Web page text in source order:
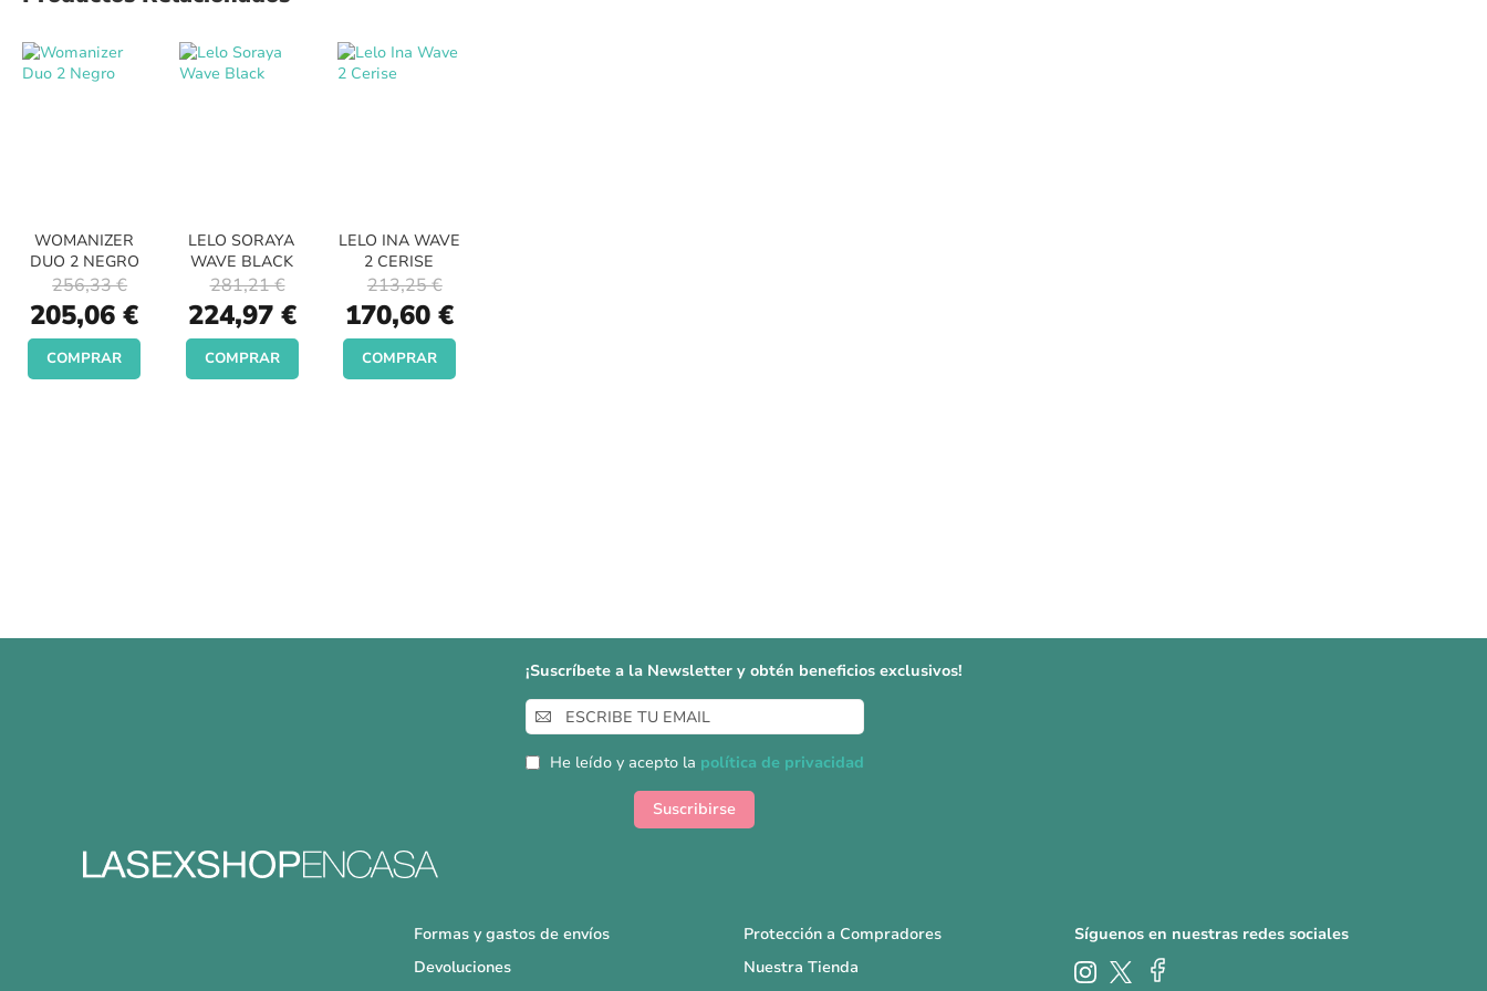
WOMANIZER
DUO 2 NEGRO
Special
Price
205,06 €
256,33 €
COMPRAR
LELO SORAYA
WAVE BLACK
Special
Price
224,97 €
281,21 €
COMPRAR
LELO INA WAVE
2 CERISE
Special
Price
170,60 €
213,25 €
COMPRAR
¡Suscríbete a la Newsletter y obtén beneficios exclusivos!
Inscríbase
a
nuestro
boletín
He leído y acepto la política de privacidad
Suscribirse
Formas y gastos de envíos
Devoluciones
Protección a Compradores
Nuestra Tienda
Síguenos en nuestras redes sociales